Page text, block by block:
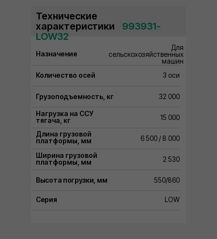
Технические
характеристики ⠀993931-
LOW32
Назначение
Для
сельскохозяйственных
машин
Количество осей
3 оси
Грузоподъемность, кг 32 000
Нагрузка на ССУ
тягача, кг
15 000
6 500 / 8 000
Длина грузовой
платформы, мм
2 530
Ширина грузовой
платформы, мм
550/860
Высота погрузки, мм
LOW
Серия